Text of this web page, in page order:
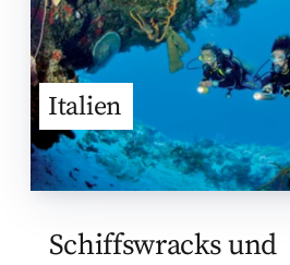
Italien
Schiffswracks und